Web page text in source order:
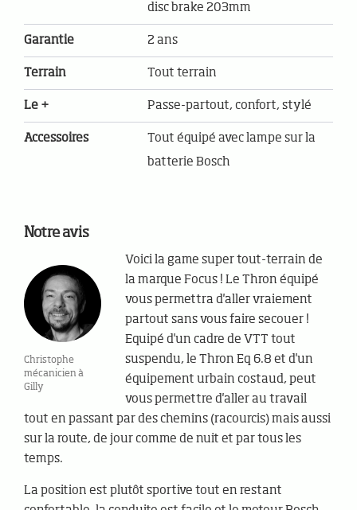
disc brake 203mm
Garantie 2 ans
Terrain Tout terrain
Le + Passe-partout, confort, stylé
Accessoires
Tout équipé avec lampe sur la
batterie Bosch
Notre avis
Christophe
mécanicien à
Gilly
Voici la game super tout-terrain de
la marque Focus ! Le Thron équipé
vous permettra d'aller vraiement
partout sans vous faire secouer !
Equipé d'un cadre de VTT tout
suspendu, le Thron Eq 6.8 et d'un
équipement urbain costaud, peut
vous permettre d'aller au travail
tout en passant par des chemins (racourcis) mais aussi
sur la route, de jour comme de nuit et par tous les
temps.
La position est plutôt sportive tout en restant